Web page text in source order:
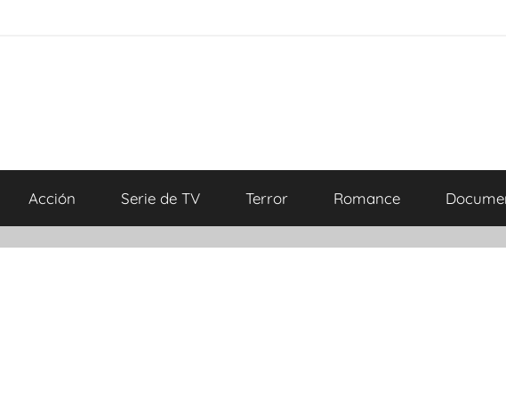
Acción Serie de TV Terror Romance